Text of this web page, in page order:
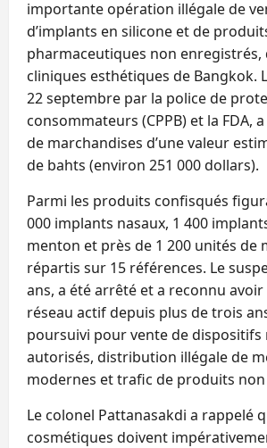
importante opération illégale de
d’implants en silicone et de
pharmaceutiques non enregistrés,
cliniques esthétiques de Bangkok.
22 septembre par la police de
consommateurs (CPPB) et la FDA,
de marchandises d’une valeur
de bahts (environ 251 000 dollars).
Parmi les produits confisqués
000 implants nasaux, 1 400
menton et près de 1 200 unités de
répartis sur 15 références. Le
ans, a été arrêté et a reconnu
réseau actif depuis plus de trois
poursuivi pour vente de dispositifs
autorisés, distribution illégale de
modernes et trafic de produits
Le colonel Pattanasakdi a rappelé
cosmétiques doivent